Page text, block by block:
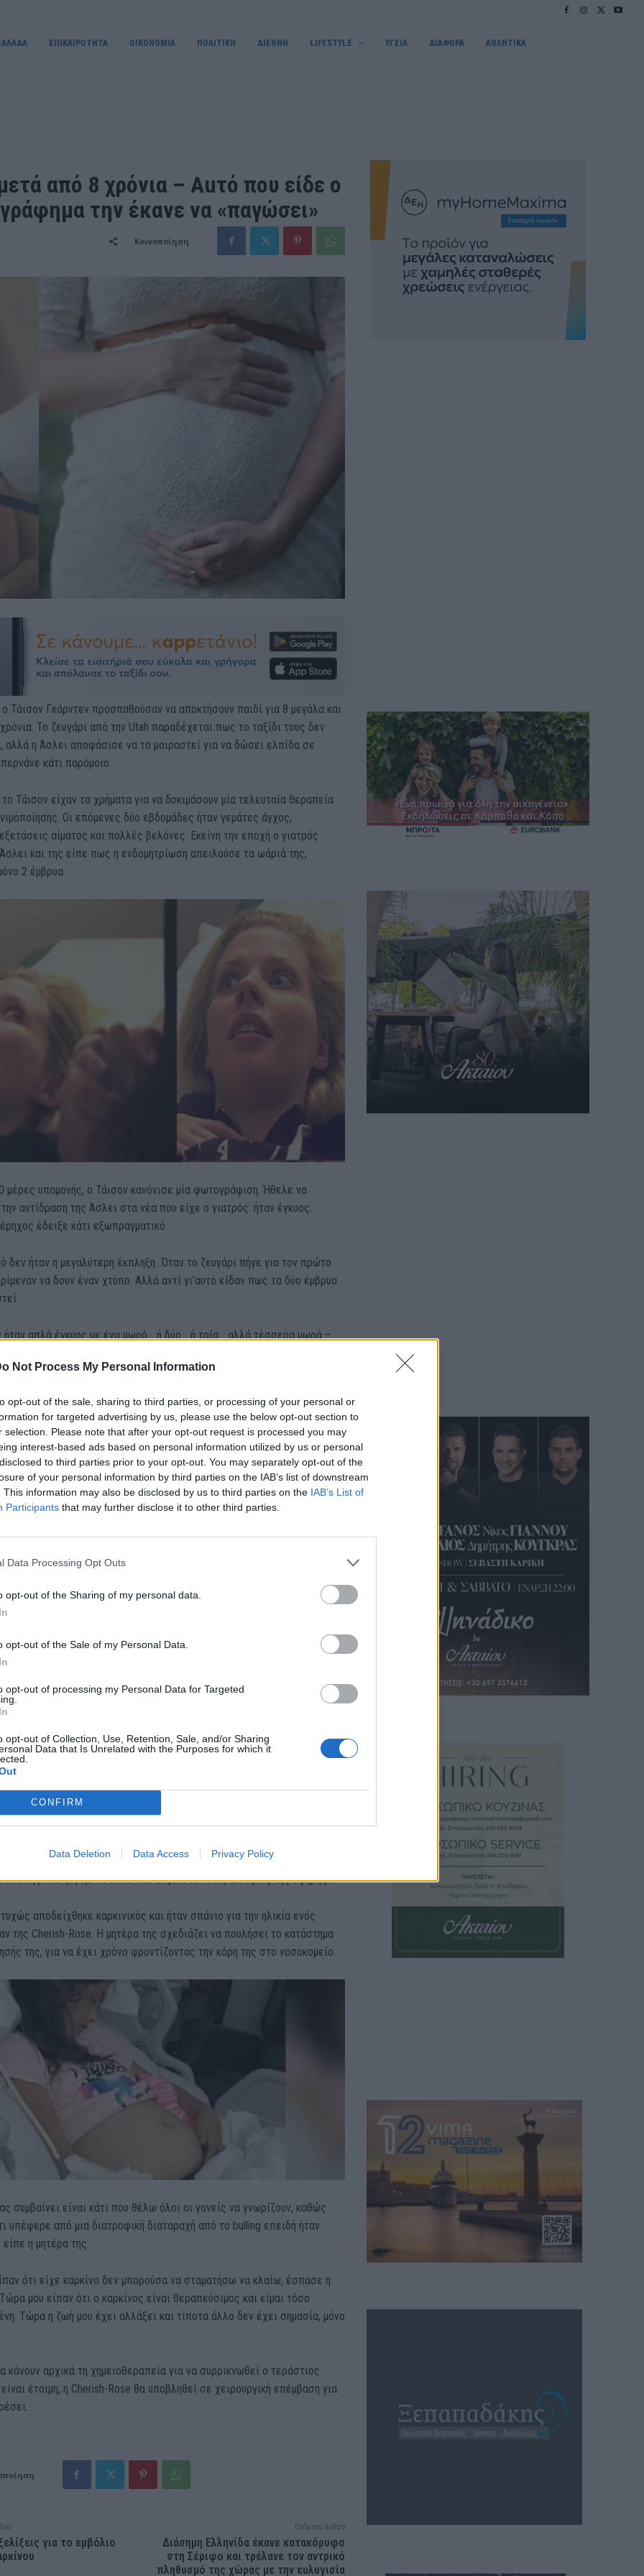
Not Process My Personal Information
opt-out of the sale, sharing to third parties, or processing of your personal or
for targeted advertising by us, please use the below opt-out section to
selection. Please note that after your opt-out request is processed you may
interest-based ads based on personal information utilized by us or personal
to third parties prior to your opt-out. You may separately opt-out of the
of your personal information by third parties on the IAB’s list of downstream
This information may also be disclosed by us to third parties on the IAB’s List of
Participants that may further disclose it to other third parties.
Data Processing Opt Outs
opt-out of the Sharing of my personal data.
opt-out of the Sale of my Personal Data.
opt-out of processing my Personal Data for Targeted
opt-out of Collection, Use, Retention, Sale, and/or Sharing
Data that Is Unrelated with the Purposes for which it
CONFIRM
Data Deletion Data Access Privacy Policy
ΕΠΙΚΑΙΡΟΤΗΤΑ OIKONOMIA ΠΟΛΙΤΙΚΗ ΔΙΕΘΝΗ LIFESTYLE ΥΓΕΙΑ ΔΙΑΦΟΡΑ ΑΘΛΗΤΙΚΑ
από 8 χρόνια – Αuτό που είδε ο
την έκανε να «παγώσει»
Κοινοποίηση
Τάισον Γκάρντεν προσπαθούσαν να αποκτήσουν παιδί για 8 μεγάλα και
Το ζευγάρι από την Utah παραδέχεται πως το ταξίδι τους δεν
αλλά η Άσλει αποφάσισε να το μοιραστεί για να δώσει ελπίδα σε
κάτι παρόμοιο.
Τάισον είχαν τα χρήματα για να δοκιμάσουν μία τελευταία θεραπεία
Οι επόμενες δύο εβδομάδες ήταν γεμάτες άγχος,
αίματος και πολλές βελόνες. Εκείνη την εποχή ο γιατρός
και της είπε πως η ενδομητρίωση απειλούσε τα ωάριά της,
2 έμβρυα.
μέρες υπομονής, ο Τάισον κανόνισε μία φωτογράφιση. Ήθελε να
αντίδραση της Άσλει στα νέα που είχε ο γιατρός: ήταν έγκυος.
έδειξε κάτι εξωπραγματικό.
δεν ήταν η μεγαλύτερη έκπληξη…Όταν το ζευγάρι πήγε για τον πρώτο
να δουν έναν χτύπο. Αλλά αντί γι’αυτό είδαν πως τα δύο έμβρυα
ήταν απλά έγκυος με ένα μωρό… ή δύο… ή τρία… αλλά τέσσερα μωρά –
είπαν στην μητέρα ότι η
κόρη της είναι έγκυος –
η αλήθεια ήταν πολύ
διαμαρτυρήθηκε για πολλούς πόνους, η μητέρα της σκέφτηκε ότι
στο σχολείο. Οι γιατροί όμως πίστευαν ότι η 11χρονη κόρη της
Δυστυχώς η αλήθεια ήταν πολύ χειρότερη στη συνέχεια!
δεν ήταν έγκυος, όπως σκέφτηκαν οι γιατροί. Είχε έναν τεράστιο
της που ζύγιζε 10 κιλά! Και αυξανόταν στις ωοθήκες της έφηβης.
αποδείχθηκε καρκινικός και ήταν σπάνιο για την ηλικία ενός
της Cherish-Rose. Η μητέρα της σχεδιάζει να πουλήσει το κατάστημα
της, για να έχει χρόνο φροντίζοντας την κόρη της στο νοσοκομείο.
συμβαίνει είναι κάτι που θέλω όλοι οι γονείς να γνωρίζουν, καθώς
υπέφερε από μια διατροφική διαταραχή από το bulling επειδή ήταν
η μητέρα της.
ότι είχε καρκίνο δεν μπορούσα να σταματήσω να κλαίω, έσπασε η
μου είπαν ότι ο καρκίνος είναι θεραπεύσιμος και είμαι τόσο
Τώρα η ζωή μου έχει αλλάξει και τίποτα άλλο δεν έχει σημασία, μόνο
κάνουν αρχικά τη χημειοθεραπεία για να συρρικνωθεί ο τεράστιος
έτοιμη, η Cherish-Rose θα υποβληθεί σε χειρουργική επέμβαση για
για το εμβόλιο
Επόμενο άρθρο
Διάσημη Ελληνίδα έκανε κατακόρυφο
στη Σέριφο και τρέλανε τον αντρικό
πληθυσμό της χώρας με την ευλυγισία